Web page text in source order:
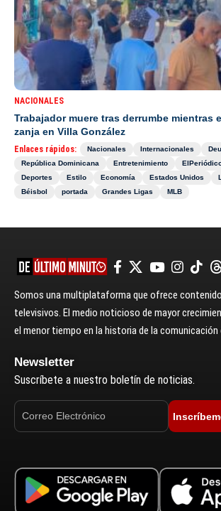
NACIONALES
Trabajador muere tras derrumbe mientras
zanja en Villa González
Enlaces rápidos: Nacionales Internacionales
República Dominicana
Entretenimiento
Deportes
Estilo Economía Estados Unidos
Béisbol
portada Grandes Ligas MLB
Somos una multiplataforma que ofrece
televisivos. El medio noticioso de mayor
el menor tiempo en la historia de la comunicación
Newsletter
Suscríbete a nuestro boletín de noticias.